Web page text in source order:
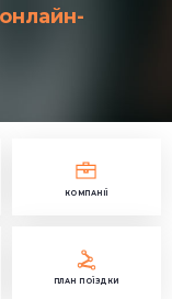
КОМПАНІЇ
ПЛАН ПОЇЗДКИ